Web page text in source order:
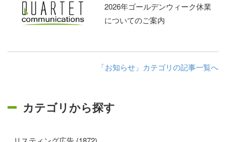
2026年ゴールデンウィーク休業
についてのご案内
「お知らせ」カテゴリの記事一覧へ
カテゴリから探す